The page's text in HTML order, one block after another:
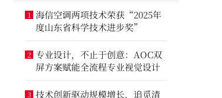
1 海信空调两项技术荣获“2025年
度山东省科学技术进步奖”
2 专业设计，不止于创意：AOC双
屏方案赋能全流程专业视觉设计
3 技术创新驱动规模增长，追觅清